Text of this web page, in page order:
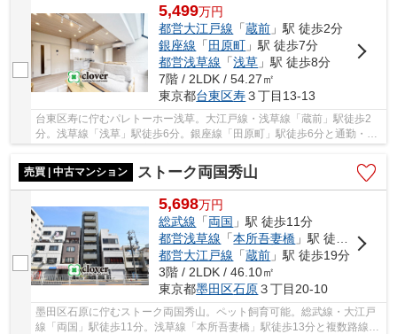
5,499万円
都営大江戸線 「蔵前 」駅 徒歩2分
銀座線 「 田原町 」駅 徒歩7分
都営浅草線 「浅草 」駅 徒歩8分
7階 / 2LDK / 54.27㎡
東京都台東区寿３丁目13-13
台東区寿に佇むパレトーホー浅草。大江戸線・浅草線「蔵前」駅徒歩2
分。浅草線「浅草」駅徒歩6分。銀座線「田原町」駅徒歩6分と通勤・通
学しやすく、利便性の良い立地です。周辺には買...
売買 | 中古マンション
ストーク両国秀山
5,698万円
総武線 「両国 」駅 徒歩11分
都営浅草線 「本所吾妻橋 」駅 徒歩13分
都営大江戸線 「蔵前 」駅 徒歩19分
3階 / 2LDK / 46.10㎡
東京都墨田区石原３丁目20-10
墨田区石原に佇むストーク両国秀山。ペット飼育可能。総武線・大江戸
線「両国」駅徒歩11分。浅草線「本所吾妻橋」駅徒歩13分と複数路線利